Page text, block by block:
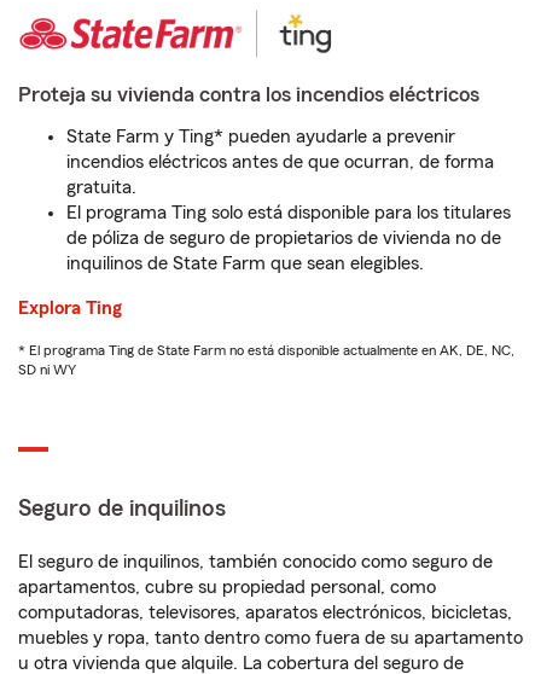
Proteja su vivienda contra los incendios eléctricos
State Farm y Ting* pueden ayudarle a prevenir
incendios eléctricos antes de que ocurran, de forma
gratuita.
El programa Ting solo está disponible para los titulares
de póliza de seguro de propietarios de vivienda no de
inquilinos de State Farm que sean elegibles.
Explora Ting
* El programa Ting de State Farm no está disponible actualmente en AK, DE, NC,
SD ni WY
Seguro de inquilinos
El seguro de inquilinos, también conocido como seguro de
apartamentos, cubre su propiedad personal, como
computadoras, televisores, aparatos electrónicos, bicicletas,
muebles y ropa, tanto dentro como fuera de su apartamento
u otra vivienda que alquile. La cobertura del seguro de